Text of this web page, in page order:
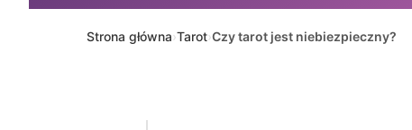
Strona główna›Tarot›Czy tarot jest niebiezpieczny?